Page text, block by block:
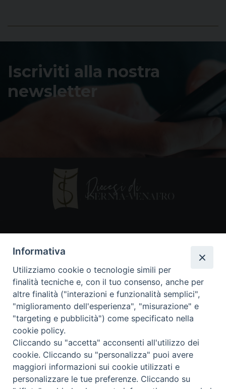
Iscriviti alla nostra
newsletter
86170 Isernia
086550849
segreteria@diocesiiserniavenafro.it
I nostri social
Copyright © 2018 - Diocesi di Isernia-Venafro (C.F.
90008750946). Riproduzione solo con permesso.
Tutti i diritti sono riservati
Informativa
Utilizziamo cookie o tecnologie simili per
finalità tecniche e, con il tuo consenso, anche per
altre finalità ("interazioni e funzionalità semplici",
"miglioramento dell'esperienza", "misurazione" e
"targeting e pubblicità") come specificato nella
cookie policy.
Cliccando su "accetta" acconsenti all'utilizzo dei
cookie. Cliccando su "personalizza" puoi avere
maggiori informazioni sui cookie utilizzati e
personalizzare le tue preferenze. Cliccando su